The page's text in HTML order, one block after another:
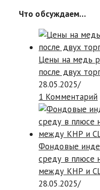
Что обсуждаем…
Цены на медь
после двух
28.05.2025/
1 Комментарий
Фондовые
среду в плюсе
между КНР и
28.05.2025/